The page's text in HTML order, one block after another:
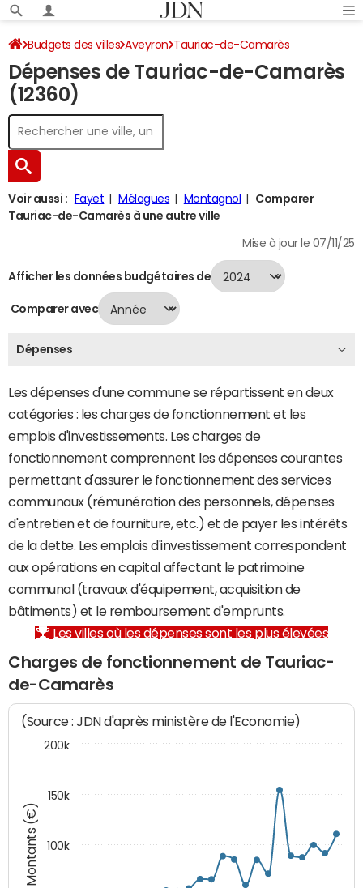
Budgets des villes Aveyron Tauriac-de-Camarès
Dépenses 2024
Dépenses de Tauriac-de-Camarès
(12360)
Voir aussi : Fayet Mélagues Montagnol
Comparer
Tauriac-de-Camarès à une autre ville
Mise à jour le 07/11/25
Afficher les données budgétaires de
Comparer avec
Dépenses
Les dépenses d'une commune se répartissent en deux
catégories : les charges de fonctionnement et les
emplois d'investissements. Les charges de
fonctionnement comprennent les dépenses courantes
permettant d'assurer le fonctionnement des services
communaux (rémunération des personnels, dépenses
d'entretien et de fourniture, etc.) et de payer les intérêts
de la dette. Les emplois d'investissement correspondent
aux opérations en capital affectant le patrimoine
communal (travaux d'équipement, acquisition de
bâtiments) et le remboursement d'emprunts.
Les villes où les dépenses sont les plus élevées
Charges de fonctionnement de Tauriac-
de-Camarès
Montants (€)
(Source : JDN d'après ministère de l'Economie)
100k
150k
200k